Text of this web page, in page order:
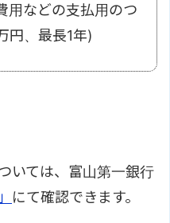
用などの支払用のつ
円、最長1年)
いては、富山第一銀行
にて確認できます。